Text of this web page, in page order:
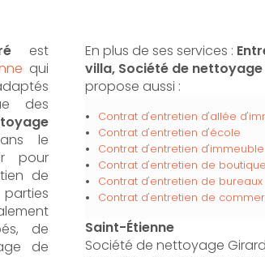
est
qui
des
le
pour
de
de
de
En plus de ses services :
villa, Société de
propose aussi :
Contrat d'entretien d'allée
Contrat d'entretien d'école
Contrat d'entretien d'immeuble
Contrat d'entretien de boutique
Contrat d'entretien de bureaux
Contrat d'entretien de
Saint-Étienne
Société de nettoyage